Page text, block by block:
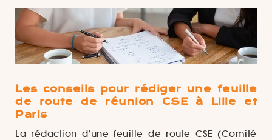
Les conseils pour rédiger une feuille
de route de réunion CSE à Lille et
Paris
La rédaction d’une feuille de route CSE (Comité